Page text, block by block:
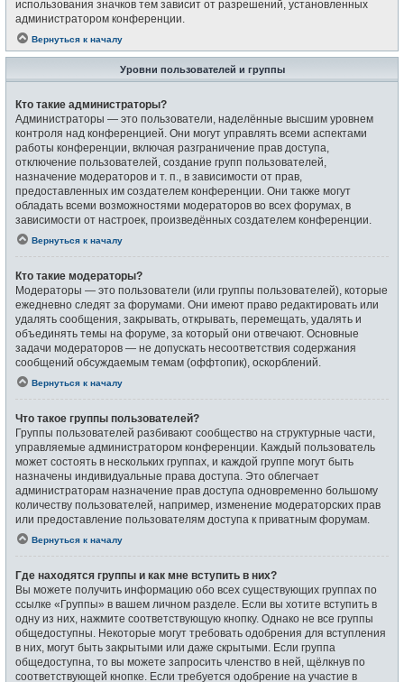
использования значков тем зависит от разрешений, установленных
администратором конференции.
Вернуться к началу
Уровни пользователей и группы
Кто такие администраторы?
Администраторы — это пользователи, наделённые высшим уровнем
контроля над конференцией. Они могут управлять всеми аспектами
работы конференции, включая разграничение прав доступа,
отключение пользователей, создание групп пользователей,
назначение модераторов и т. п., в зависимости от прав,
предоставленных им создателем конференции. Они также могут
обладать всеми возможностями модераторов во всех форумах, в
зависимости от настроек, произведённых создателем конференции.
Вернуться к началу
Кто такие модераторы?
Модераторы — это пользователи (или группы пользователей), которые
ежедневно следят за форумами. Они имеют право редактировать или
удалять сообщения, закрывать, открывать, перемещать, удалять и
объединять темы на форуме, за который они отвечают. Основные
задачи модераторов — не допускать несоответствия содержания
сообщений обсуждаемым темам (оффтопик), оскорблений.
Вернуться к началу
Что такое группы пользователей?
Группы пользователей разбивают сообщество на структурные части,
управляемые администратором конференции. Каждый пользователь
может состоять в нескольких группах, и каждой группе могут быть
назначены индивидуальные права доступа. Это облегчает
администраторам назначение прав доступа одновременно большому
количеству пользователей, например, изменение модераторских прав
или предоставление пользователям доступа к приватным форумам.
Вернуться к началу
Где находятся группы и как мне вступить в них?
Вы можете получить информацию обо всех существующих группах по
ссылке «Группы» в вашем личном разделе. Если вы хотите вступить в
одну из них, нажмите соответствующую кнопку. Однако не все группы
общедоступны. Некоторые могут требовать одобрения для вступления
в них, могут быть закрытыми или даже скрытыми. Если группа
общедоступна, то вы можете запросить членство в ней, щёлкнув по
соответствующей кнопке. Если требуется одобрение на участие в